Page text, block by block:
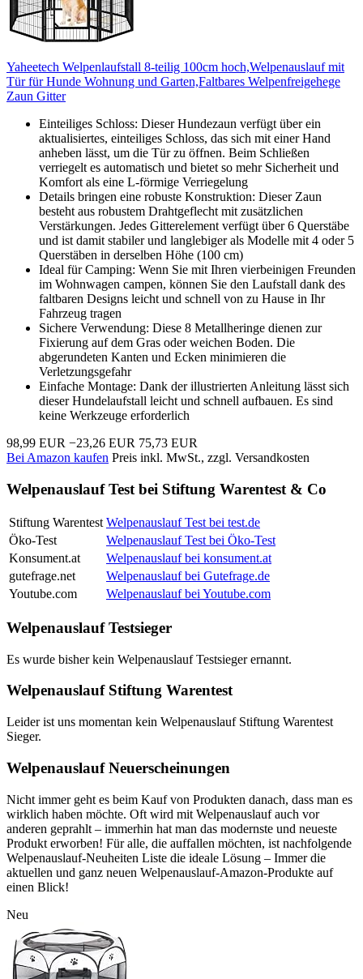
Yaheetech Welpenlaufstall 8-teilig 100cm hoch,Welpenauslauf mit
Tür für Hunde Wohnung und Garten,Faltbares Welpenfreigehege
Zaun Gitter
Einteiliges Schloss: Dieser Hundezaun verfügt über ein
aktualisiertes, einteiliges Schloss, das sich mit einer Hand
anheben lässt, um die Tür zu öffnen. Beim Schließen
verriegelt es automatisch und bietet so mehr Sicherheit und
Komfort als eine L-förmige Verriegelung
Details bringen eine robuste Konstruktion: Dieser Zaun
besteht aus robustem Drahtgeflecht mit zusätzlichen
Verstärkungen. Jedes Gitterelement verfügt über 6 Querstäbe
und ist damit stabiler und langlebiger als Modelle mit 4 oder 5
Querstäben in derselben Höhe (100 cm)
Ideal für Camping: Wenn Sie mit Ihren vierbeinigen Freunden
im Wohnwagen campen, können Sie den Laufstall dank des
faltbaren Designs leicht und schnell von zu Hause in Ihr
Fahrzeug tragen
Sichere Verwendung: Diese 8 Metallheringe dienen zur
Fixierung auf dem Gras oder weichen Boden. Die
abgerundeten Kanten und Ecken minimieren die
Verletzungsgefahr
Einfache Montage: Dank der illustrierten Anleitung lässt sich
dieser Hundelaufstall leicht und schnell aufbauen. Es sind
keine Werkzeuge erforderlich
98,99 EUR −23,26 EUR 75,73 EUR
Bei Amazon kaufen Preis inkl. MwSt., zzgl. Versandkosten
Welpenauslauf Test bei Stiftung Warentest & Co
Stiftung Warentest Welpenauslauf Test bei test.de
Öko-Test
Welpenauslauf Test bei Öko-Test
Konsument.at
Welpenauslauf bei konsument.at
gutefrage.net
Welpenauslauf bei Gutefrage.de
Youtube.com
Welpenauslauf bei Youtube.com
Welpenauslauf Testsieger
Es wurde bisher kein Welpenauslauf Testsieger ernannt.
Welpenauslauf Stiftung Warentest
Leider ist uns momentan kein Welpenauslauf Stiftung Warentest
Sieger.
Welpenauslauf Neuerscheinungen
Nicht immer geht es beim Kauf von Produkten danach, dass man es
wirklich haben möchte. Oft wird mit Welpenauslauf auch vor
anderen geprahlt – immerhin hat man das modernste und neueste
Produkt erworben! Für alle, die auffallen möchten, ist nachfolgende
Welpenauslauf-Neuheiten Liste die ideale Lösung – Immer die
aktuellen und ganz neuen Welpenauslauf-Amazon-Produkte auf
einen Blick!
Neu